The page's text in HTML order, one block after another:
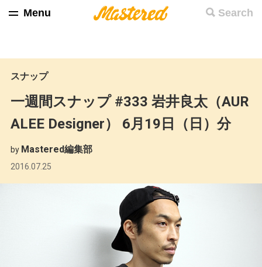
Search
Menu
スナップ
一週間スナップ #333 岩井良太（AUR
ALEE Designer） 6月19日（日）分
by Mastered編集部
2016.07.25